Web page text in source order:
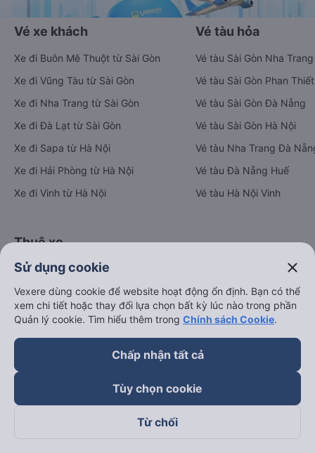
Vé xe khách
Xe đi Buôn Mê Thuột từ Sài Gòn
Xe đi Vũng Tàu từ Sài Gòn
Xe đi Nha Trang từ Sài Gòn
Xe đi Đà Lạt từ Sài Gòn
Xe đi Sapa từ Hà Nội
Xe đi Hải Phòng từ Hà Nội
Xe đi Vinh từ Hà Nội
Vé tàu hỏa
Vé tàu Sài Gòn Nha Trang
Vé tàu Sài Gòn Phan Thiết
Vé tàu Sài Gòn Đà Nẵng
Vé tàu Sài Gòn Hà Nội
Vé tàu Nha Trang Đà
Vé tàu Đà Nẵng Huế
Vé tàu Hà Nội Vinh
Thuê xe
Hà Nội đi Ninh Bình
Hà Nội đi Hạ Long
Hà Nội đi Sa Pa
Hà Nội đi Tam Đảo
Hải Phòng đi Hà Nội
Sử dụng cookie close
Vexere dùng cookie để website hoạt động ổn định. Bạn có thể
xem chi tiết hoặc thay đổi lựa chọn bất kỳ lúc nào trong phần
Quản lý cookie. Tìm hiểu thêm trong Chính sách Cookie.
Chấp nhận tất cả
Tùy chọn cookie
Từ chối